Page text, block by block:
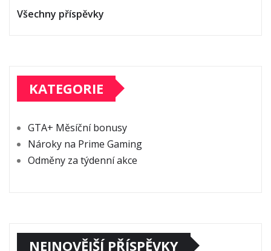
Všechny příspěvky
KATEGORIE
GTA+ Měsíční bonusy
Nároky na Prime Gaming
Odměny za týdenní akce
NEJNOVĚJŠÍ PŘÍSPĚVKY